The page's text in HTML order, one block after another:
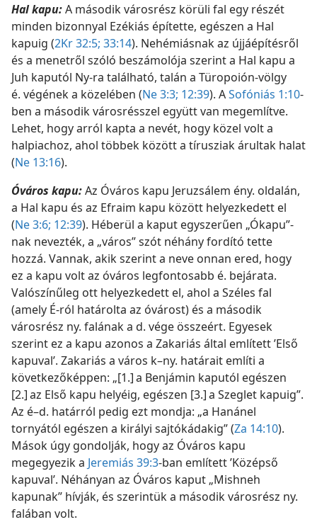
Hal kapu:A második városrész körüli fal egy részét
minden bizonnyal Ezékiás építette, egészen a Hal
kapuig (2Kr 32:5; 33:14). Nehémiásnak az újjáépítésről
és a menetről szóló beszámolója szerint a Hal kapu a
Juh kaputól Ny-ra található, talán a Türopoión-völgy
é. végének a közelében (Ne 3:3; 12:39). ASofóniás 1:10-
ben a második városrésszel együtt van megemlítve.
Lehet, hogy arról kapta a nevét, hogy közel volt a
halpiachoz, ahol többek között a tírusziak árultak halat
(Ne 13:16).
Óváros kapu:Az Óváros kapu Jeruzsálem ény. oldalán,
a Hal kapu és az Efraim kapu között helyezkedett el
(Ne 3:6; 12:39). Héberül a kaput egyszerűen „Ókapu”-
nak nevezték, a „város” szót néhány fordító tette
hozzá. Vannak, akik szerint a neve onnan ered, hogy
ez a kapu volt az óváros legfontosabb é. bejárata.
Valószínűleg ott helyezkedett el, ahol a Széles fal
(amely É-ról határolta az óvárost) és a második
városrész ny. falának a d. vége összeért. Egyesek
szerint ez a kapu azonos a Zakariás által említett ’Első
kapuval’. Zakariás a város k–ny. határait említi a
következőképpen: „[1.] a Benjámin kaputól egészen
[2.] az Első kapu helyéig, egészen [3.] a Szeglet kapuig”.
Az é–d. határról pedig ezt mondja: „a Hanánel
tornyától egészen a királyi sajtókádakig” (Za 14:10).
Mások úgy gondolják, hogy az Óváros kapu
megegyezik a Jeremiás 39:3-ban említett ’Középső
kapuval’. Néhányan az Óváros kaput „Mishneh
kapunak” hívják, és szerintük a második városrész ny.
falában volt.